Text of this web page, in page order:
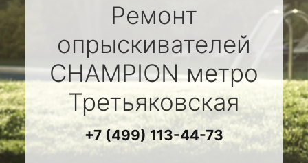
Ремонт
опрыскивателей
CHAMPIONметро
Третьяковская
+7 (499) 113-44-73